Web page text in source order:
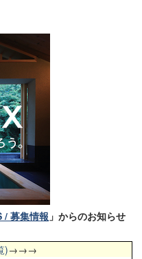
/ 募集情報 」からのお知らせ
)→→→